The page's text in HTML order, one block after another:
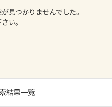
見つかりませんでした。
い。
結果一覧